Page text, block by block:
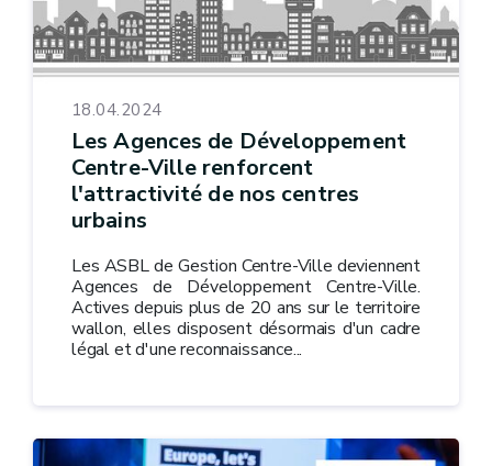
18.04.2024
Les Agences de Développement
Centre-Ville renforcent
l'attractivité de nos centres
urbains
Les ASBL de Gestion Centre-Ville deviennent
Agences de Développement Centre-Ville.
Actives depuis plus de 20 ans sur le territoire
wallon, elles disposent désormais d'un cadre
légal et d'une reconnaissance...